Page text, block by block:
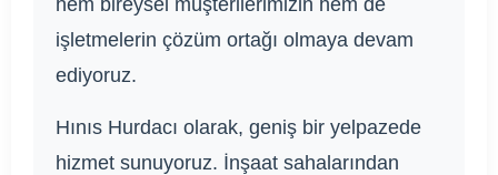
işletmelerin çözüm ortağı olmaya devam
ediyoruz.
Hınıs Hurdacı olarak, geniş bir yelpazede
hizmet sunuyoruz. İnşaat sahalarından